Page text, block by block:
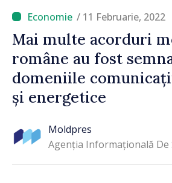
/ 11 Februarie, 2022
Mai multe acorduri
române au fost
domeniile
și energetice
Moldpres
Agenția Informațională De